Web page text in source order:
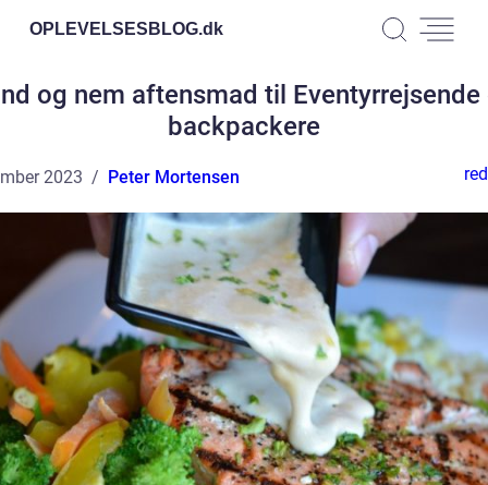
OPLEVELSESBLOG.dk
og nem aftensmad til Eventyrrejsende
backpackere
2023 Peter Mortensen